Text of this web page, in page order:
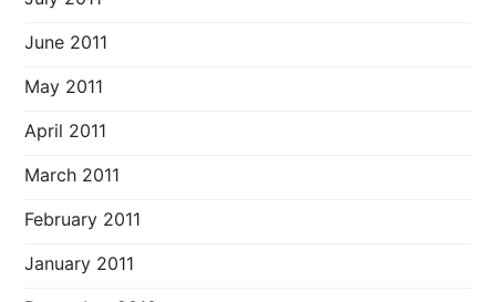
June 2011
May 2011
April 2011
March 2011
February 2011
January 2011